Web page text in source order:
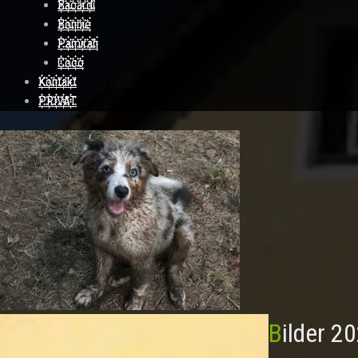
Bacardi
Bonnie
Pamirah
Coco
Kontakt
PRIVAT
Bilder